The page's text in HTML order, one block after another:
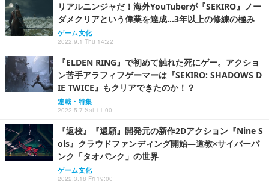
リアルニンジャだ！海外YouTuberが『SEKIRO』ノー
ダメクリアという偉業を達成…3年以上の修練の極み
ゲーム文化
2022.9.1 Thu 14:22
『ELDEN RING』で初めて触れた死にゲー。アクショ
ン苦手アラフィフゲーマーは『SEKIRO: SHADOWS D
IE TWICE』もクリアできたのか！？
連載・特集
2022.5.7 Sat 11:00
『返校』『還願』開発元の新作2Dアクション『Nine S
ols』クラウドファンディング開始―道教×サイバーパ
ンク「タオパンク」の世界
ゲーム文化
2022.3.18 Fri 19:00